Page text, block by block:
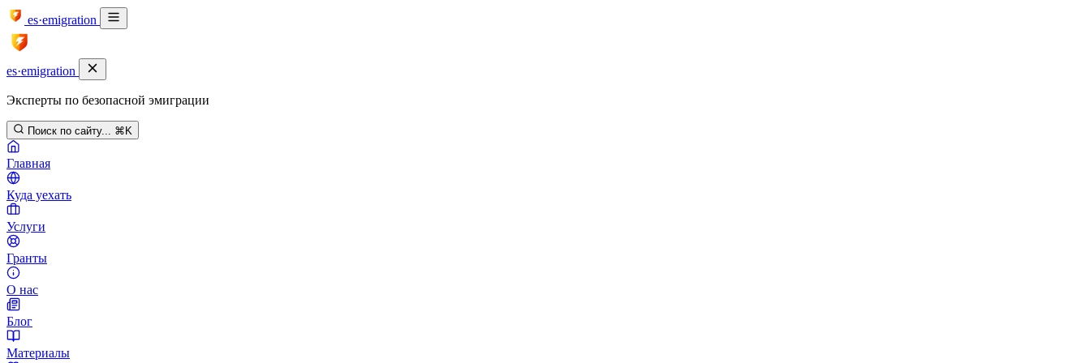
es·emigration
es·emigration
Эксперты по безопасной эмиграции
Поиск по сайту... ⌘K
Главная
Куда уехать
Услуги
Гранты
О нас
Блог
Материалы